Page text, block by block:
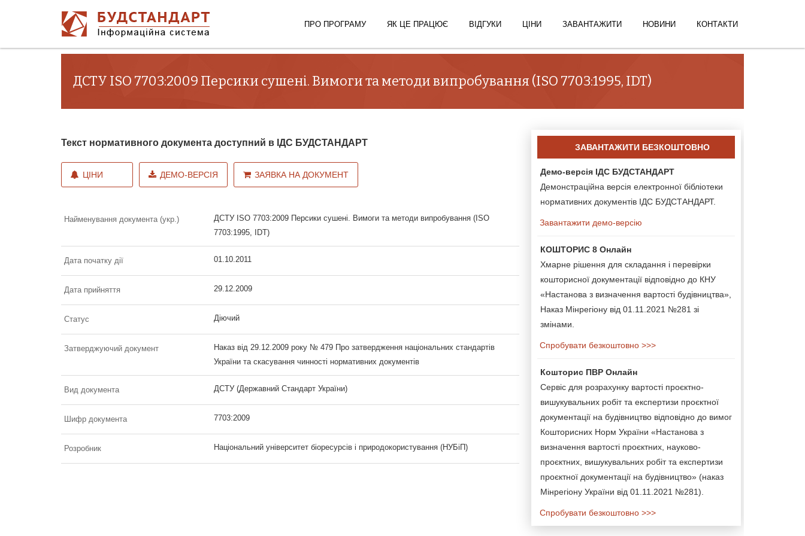
ПРО ПРОГРАМУ ЯК ЦЕ ПРАЦЮЄ ВІДГУКИ ЦІНИ ЗАВАНТАЖИТИ НОВИНИ КОНТАКТИ
ДСТУ ISO 7703:2009 Персики сушені. Вимоги та методи випробування (ISO 7703:1995, IDT)
Текст нормативного документа доступний в ІДС БУДСТАНДАРТ
ЦІНИ ДЕМО-ВЕРСІЯ ЗАЯВКА НА ДОКУМЕНТ
Найменування документа (укр.)
ДСТУ ISO 7703:2009 Персики сушені. Вимоги та методи випробування (ISO
7703:1995, IDT)
Дата початку дії 01.10.2011
Дата прийняття 29.12.2009
Статус Діючий
Затверджуючий документ
Наказ від 29.12.2009 року № 479 Про затвердження національних стандартів
України та скасування чинності нормативних документів
Вид документа ДСТУ (Державний Стандарт України)
Шифр документа 7703:2009
Розробник Національний університет біоресурсів і природокористування (НУБіП)
ЗАВАНТАЖИТИ БЕЗКОШТОВНО
Демо-версія ІДС БУДСТАНДАРТ
Демонстраційна версія електронної бібліотеки
нормативних документів ІДС БУДСТАНДАРТ.
Завантажити демо-версію
КОШТОРИС 8 Онлайн
Хмарне рішення для складання і перевірки
кошторисної документації відповідно до КНУ
«Настанова з визначення вартості будівництва»,
Наказ Мінрегіону від 01.11.2021 №281 зі
змінами.
Спробувати безкоштовно >>>
Кошторис ПВР Онлайн
Сервіс для розрахунку вартості проєктно-
вишукувальних робіт та експертизи проєктної
документації на будівництво відповідно до вимог
Кошторисних Норм України «Настанова з
визначення вартості проєктних, науково-
проєктних, вишукувальних робіт та експертизи
проєктної документації на будівництво» (наказ
Мінрегіону України від 01.11.2021 №281).
Спробувати безкоштовно >>>